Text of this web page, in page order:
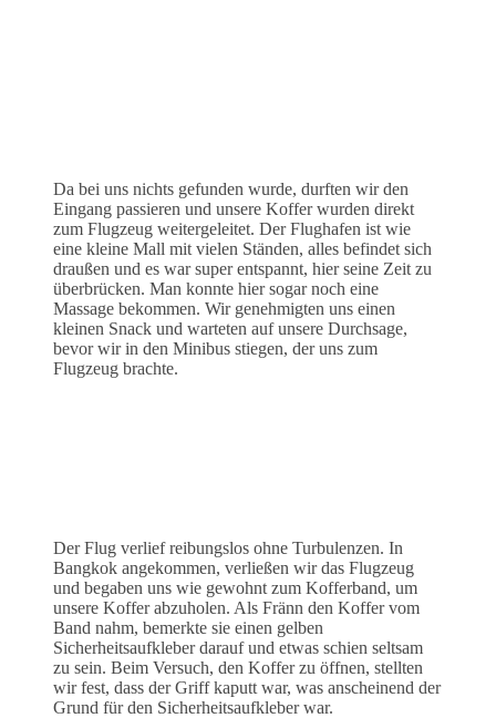
Da bei uns nichts gefunden wurde, durften wir den
Eingang passieren und unsere Koffer wurden direkt
zum Flugzeug weitergeleitet. Der Flughafen ist wie
eine kleine Mall mit vielen Ständen, alles befindet sich
draußen und es war super entspannt, hier seine Zeit zu
überbrücken. Man konnte hier sogar noch eine
Massage bekommen. Wir genehmigten uns einen
kleinen Snack und warteten auf unsere Durchsage,
bevor wir in den Minibus stiegen, der uns zum
Flugzeug brachte.
Der Flug verlief reibungslos ohne Turbulenzen. In
Bangkok angekommen, verließen wir das Flugzeug
und begaben uns wie gewohnt zum Kofferband, um
unsere Koffer abzuholen. Als Fränn den Koffer vom
Band nahm, bemerkte sie einen gelben
Sicherheitsaufkleber darauf und etwas schien seltsam
zu sein. Beim Versuch, den Koffer zu öffnen, stellten
wir fest, dass der Griff kaputt war, was anscheinend der
Grund für den Sicherheitsaufkleber war.